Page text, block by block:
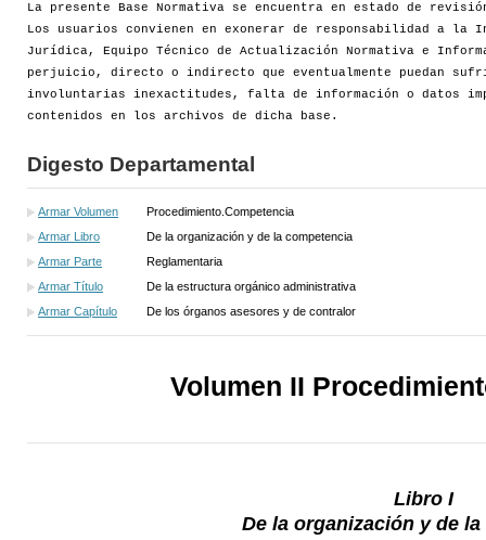
La presente Base Normativa se encuentra en estado de
Los usuarios convienen en exonerar de responsabilidad a la
Jurídica, Equipo Técnico de Actualización Normativa e
perjuicio, directo o indirecto que eventualmente puedan
involuntarias inexactitudes, falta de información o datos
contenidos en los archivos de dicha base.
Digesto Departamental
Armar Volumen
Procedimiento.Competencia
Armar Libro
De la organización y de la competencia
Armar Parte
Reglamentaria
Armar Título
De la estructura orgánico administrativa
Armar Capítulo
De los órganos asesores y de contralor
Volumen II
Libro I
De la organización y de